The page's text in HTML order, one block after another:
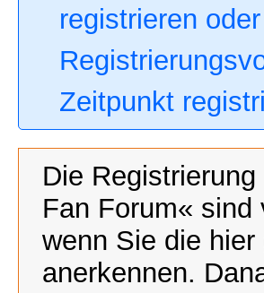
registrieren oder
Zeitpunkt
Die
Fan Forum«
wenn Sie die
anerkennen.